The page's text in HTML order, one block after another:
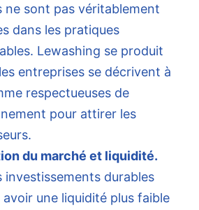
ne sont pas véritablement
dans les pratiques
Lewashing se produit
entreprises se décrivent à
respectueuses de
pour attirer les
du marché et liquidité.
investissements durables
une liquidité plus faible